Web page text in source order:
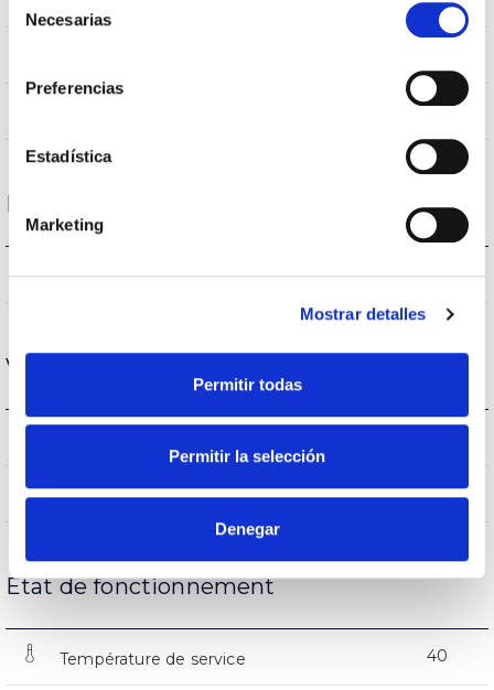
Necesarias
Preferencias
Estadística
Marketing
Mostrar detalles
Permitir todas
Permitir la selección
Denegar
PC
Performance
Flux (lm) 3300lm
Vie
Nº d’allumages 25000
État de fonctionnement
Température de service 40